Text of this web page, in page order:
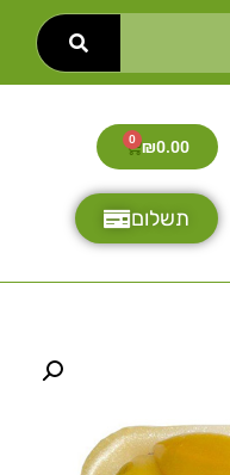
₪0.00
0
תשלום